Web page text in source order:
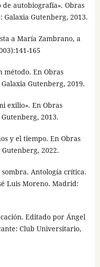
autobiografía». Obras
Galaxia Gutenberg, 2013.
a María Zambrano, a
165
método. En Obras
Gutenberg, 2019.
exilio». En Obras
2013.
y el tiempo. En Obras
2022.
Antología crítica.
Luis Moreno. Madrid:
Editado por Ángel
Club Universitario,